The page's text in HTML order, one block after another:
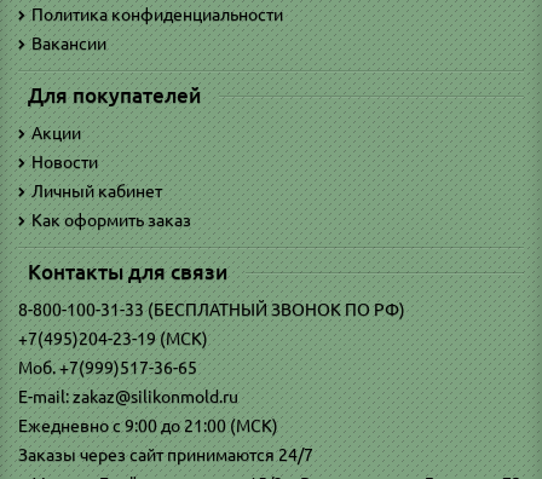
Политика конфиденциальности
Вакансии
Для покупателей
Акции
Новости
Личный кабинет
Как оформить заказ
Контакты для связи
8-800-100-31-33 (БЕСПЛАТНЫЙ ЗВОНОК ПО РФ)
+7(495)204-23-19 (МСК)
Моб. +7(999)517-36-65
E-mail: zakaz@silikonmold.ru
Ежедневно с 9:00 до 21:00 (МСК)
Заказы через сайт принимаются 24/7